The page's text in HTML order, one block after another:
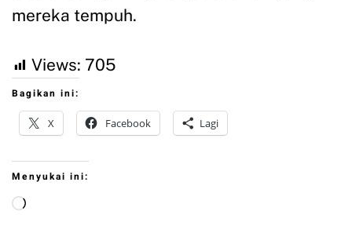
mereka tempuh.
Views: 705
Bagikan ini:
X Facebook Lagi
Menyukai ini: